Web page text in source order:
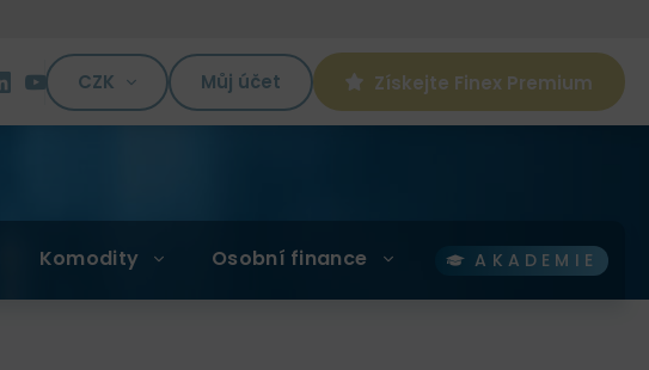
CZK Můj účet Získejte Finex Premium
Komodity Osobní finance AKADEMIE